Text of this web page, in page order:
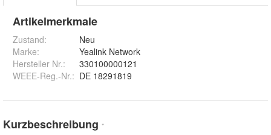
Artikelmerkmale
Zustand:
Neu
Marke:
Yealink Network
Hersteller Nr.:
330100000121
WEEE-Reg.-Nr.: DE 18291819
Kurzbeschreibung *